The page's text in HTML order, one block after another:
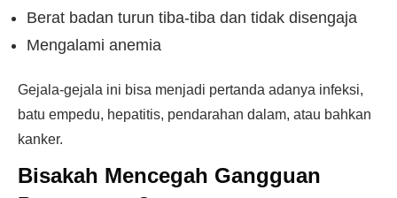
Berat badan turun tiba-tiba dan tidak disengaja
Mengalami anemia
Gejala-gejala ini bisa menjadi pertanda adanya infeksi,
batu empedu, hepatitis, pendarahan dalam, atau bahkan
kanker.
Bisakah Mencegah Gangguan